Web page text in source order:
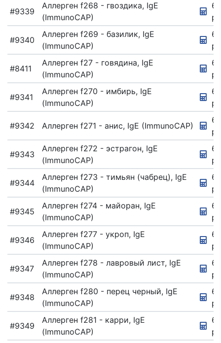
#9339
Аллерген f268 - гвоздика, IgE
(ImmunoCAP)
#9340
Аллерген f269 - базилик, IgE
(ImmunoCAP)
#8411
Аллерген f27 - говядина, IgE
(ImmunoCAP)
#9341
Аллерген f270 - имбирь, IgE
(ImmunoCAP)
#9342 Аллерген f271 - анис, IgE (ImmunoCAP)
#9343
Аллерген f272 - эстрагон, IgE
(ImmunoCAP)
#9344
Аллерген f273 - тимьян (чабрец), IgE
(ImmunoCAP)
#9345
Аллерген f274 - майоран, IgE
(ImmunoCAP)
#9346
Аллерген f277 - укроп, IgE
(ImmunoCAP)
#9347
Аллерген f278 - лавровый лист, IgE
(ImmunoCAP)
#9348
Аллерген f280 - перец черный, IgE
(ImmunoCAP)
#9349
Аллерген f281 - карри, IgE
(ImmunoCAP)